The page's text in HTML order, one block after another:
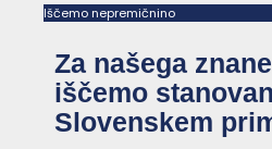
Iščemo nepremičnino
Za našega
iščemo
Slovenskem